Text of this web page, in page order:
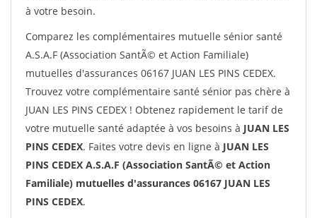
à votre besoin.
Comparez les complémentaires mutuelle sénior santé
A.S.A.F (Association SantÃ© et Action Familiale)
mutuelles d'assurances 06167 JUAN LES PINS CEDEX.
Trouvez votre complémentaire santé sénior pas chère à
JUAN LES PINS CEDEX ! Obtenez rapidement le tarif de
votre mutuelle santé adaptée à vos besoins à JUAN LES
PINS CEDEX. Faites votre devis en ligne à JUAN LES
PINS CEDEX A.S.A.F (Association SantÃ© et Action
Familiale) mutuelles d'assurances 06167 JUAN LES
PINS CEDEX.